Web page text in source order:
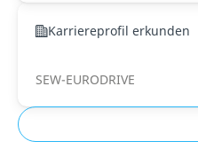
Karriereprofil erkunden
SEW-EURODRIVE